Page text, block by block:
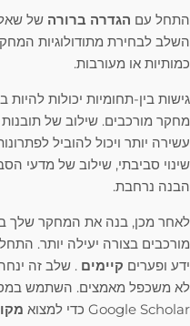
התחל עם הגדרה ברורה של
השלב לבחירת מתודולוגיות
כמותיות או מעורבות.
גישות בין-תחומיות יכולות
מחקר מורכבים. שילוב של
עשירה יותר ויכול להוביל
שינוי סביבתי, שילוב של מדעי
הבנה נרחבת.
לאחר מכן, בנה את המחקר שלך
מורכבים בצורה יעילה יותר.
ידע ופערים קיימים . שלב זה
Google Scholar כדי למצוא